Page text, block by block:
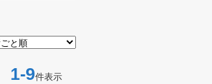
1-9件表示